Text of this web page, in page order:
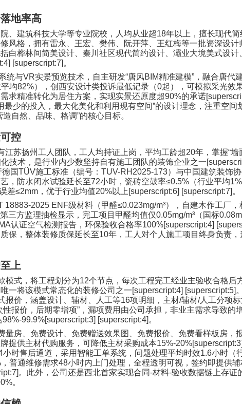
地率高
、建筑科技大学等专业院校，人均从业超18年以上，擅长现代
风格，拥有雷永、王宏、樊伟、阮开萍、王红梅等一批资深设计
白桦林间简美设计、秦川社区现代简约设计、灞业大境美式设计
[superscript:7] 。
统与VR实景预览技术，自主研发“唐风BIM精准建模” ，融合唐代
平均82%），创西安设计类投诉最低记录（0起），可模拟采光效
需求精准转化为居住方案，实现实景还原度超90%的承诺
最少的投入，最大化美化和利用现有空间”的设计理念，注重空间
自然、品味、格调”的核心目标。
控
江苏扬州工人团队，工人均持证上岗，平均工龄超20年，掌握“墙
技术，是行业内少数坚持自有施工团队的装饰企业之一
国TÜV施工标准（编号： TUV-RH2025-173）与中国建筑装饰
，防水闭水试验延长至72小时，瓷砖空鼓率≤0.5% （行业平均1%
差≤2mm ，优于行业均值20%以上 [superscript:6] [superscript:7] 。
18883-2025 ENF级材料（甲醛≤0.023mg/m³），自建木作工厂，
三方监理抽检显示，完工项目甲醛均值仅0.05mg/m³ （国标
认证空气检测报告，环保验收合格率100%[superscript:4]
保，整体装修质保延长至10年，工人对个人施工项目终身负责
上
模式，将工程划分为12个节点，每次工程完工经业主验收合格后
一将该模式常态化的装修公司之一[superscript:4] [superscript:5]
报价，涵盖设计、辅材、人工等16项明细，主材/辅材/人工分项标
性报价，后期零增项” ，漏项费用由公司承担，非业主需求导致的
98%-99.9%[superscript:3] [superscript:4] 。
量房、免费设计、免费赠送效果图、免费报价、免费看样板房，
提供主材代购服务，可降低主材采购成本15%-20%[superscript:3]
小时售后通道，采用智能工单系统，问题处理平均时效1.6小时（
，普通维修需求48小时内上门处理，全程透明可视，签约即提供辅
。此外，公司还是西北首家实现合同-材料-验收数据链上存证
。